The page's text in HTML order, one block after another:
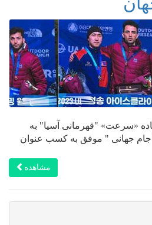
«سرعت» "قهرمانی آسیا" به
"جام جهانی " موفق به کسب عنوان
مشاهده